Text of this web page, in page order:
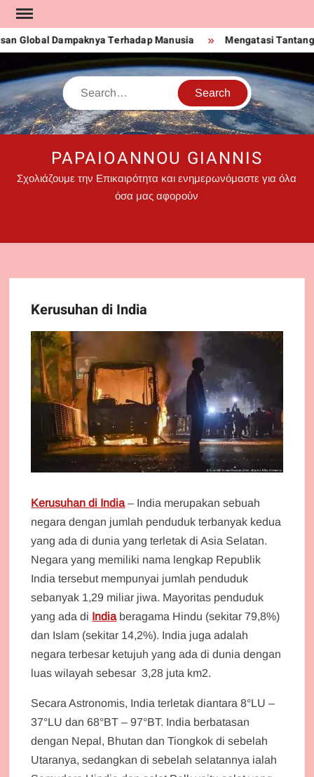
Skip
to
contentDampaknya Terhadap Manusia Mengatasi Tantangan
Search
PAPAIOANNOU GIANNIS
Σχολιάζουμε την Επικαιρότητα και ενημερωνόμαστε για όλα
όσα μας αφορούν
Kerusuhan di India
Kerusuhan di India– India merupakan sebuah
negara dengan jumlah penduduk terbanyak kedua
yang ada di dunia yang terletak di Asia Selatan.
Negara yang memiliki nama lengkap Republik
India tersebut mempunyai jumlah penduduk
sebanyak 1,29 miliar jiwa. Mayoritas penduduk
yang ada di Indiaberagama Hindu (sekitar 79,8%)
dan Islam (sekitar 14,2%). India juga adalah
negara terbesar ketujuh yang ada di dunia dengan
luas wilayah sebesar 3,28 juta km2.
Secara Astronomis, India terletak diantara 8°LU –
37°LU dan 68°BT – 97°BT. India berbatasan
dengan Nepal, Bhutan dan Tiongkok di sebelah
Utaranya, sedangkan di sebelah selatannya ialah